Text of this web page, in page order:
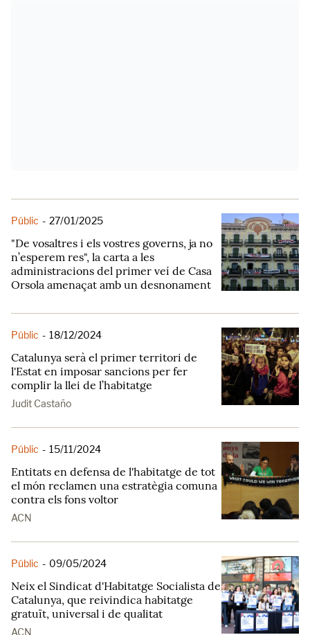
Públic - 27/01/2025
"De vosaltres i els vostres governs, ja no
n’esperem res", la carta a les
administracions del primer veí de Casa
Orsola amenaçat amb un desnonament
Públic - 18/12/2024
Catalunya serà el primer territori de
l'Estat en imposar sancions per fer
complir la llei de l’habitatge
Judit Castaño
Públic - 15/11/2024
Entitats en defensa de l'habitatge de tot
el món reclamen una estratègia comuna
contra els fons voltor
ACN
Públic - 09/05/2024
Neix el Sindicat d'Habitatge Socialista de
Catalunya, que reivindica habitatge
gratuït, universal i de qualitat
ACN